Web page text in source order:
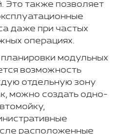
Это также позволяет
даже при частых
операциях.
модульных
возможность
отдельную зону
можно создать одно-
расположенные